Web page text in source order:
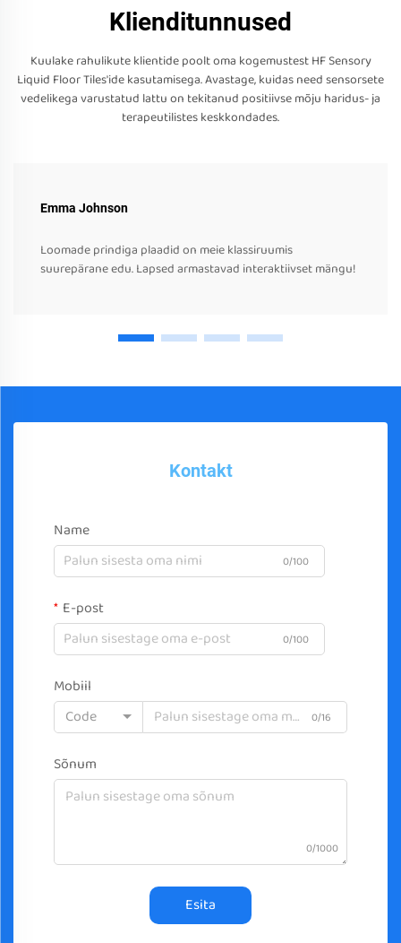
Klienditunnused
Kuulake rahulikute klientide poolt oma kogemustest HF Sensory
Liquid Floor Tiles'ide kasutamisega. Avastage, kuidas need sensorsete
vedelikega varustatud lattu on tekitanud positiivse mõju haridus- ja
terapeutilistes keskkondades.
Emma Johnson
Loomade prindiga plaadid on meie klassiruumis
suurepärane edu. Lapsed armastavad interaktiivset mängu!
Kontakt
Name
0/100
E-post
0/100
Mobiil
Code
0/16
Sõnum
0/1000
Esita